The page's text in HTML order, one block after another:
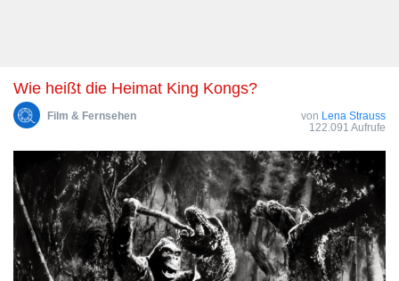
Wie heißt die Heimat King Kongs?
Film & Fernsehen von Lena Strauss
122.091 Aufrufe